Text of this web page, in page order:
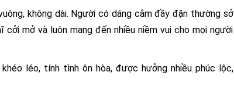
không dài. Người có dáng cằm đầy đặn thường sở
mở và luôn mang đến nhiều niềm vui cho mọi người
léo, tính tình ôn hòa, được hưởng nhiều phúc lộc,